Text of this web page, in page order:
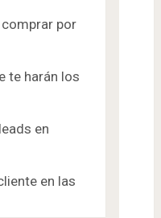
por
te harán los
en
en las